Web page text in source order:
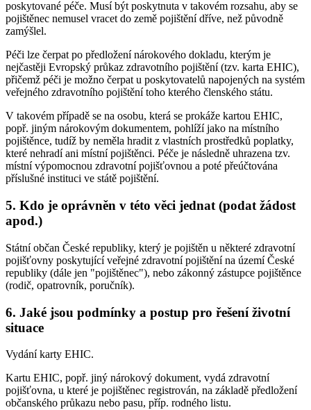
poskytované péče. Musí být poskytnuta v takovém rozsahu, aby se
pojištěnec nemusel vracet do země pojištění dříve, než původně
zamýšlel.
Péči lze čerpat po předložení nárokového dokladu, kterým je
nejčastěji Evropský průkaz zdravotního pojištění (tzv. karta EHIC),
přičemž péči je možno čerpat u poskytovatelů napojených na systém
veřejného zdravotního pojištění toho kterého členského státu.
V takovém případě se na osobu, která se prokáže kartou EHIC,
popř. jiným nárokovým dokumentem, pohlíží jako na místního
pojištěnce, tudíž by neměla hradit z vlastních prostředků poplatky,
které nehradí ani místní pojištěnci. Péče je následně uhrazena tzv.
místní výpomocnou zdravotní pojišťovnou a poté přeúčtována
příslušné instituci ve státě pojištění.
5. Kdo je oprávněn v této věci jednat (podat žádost
apod.)
Státní občan České republiky, který je pojištěn u některé zdravotní
pojišťovny poskytující veřejné zdravotní pojištění na území České
republiky (dále jen "pojištěnec"), nebo zákonný zástupce pojištěnce
(rodič, opatrovník, poručník).
6. Jaké jsou podmínky a postup pro řešení životní
situace
Vydání karty EHIC.
Kartu EHIC, popř. jiný nárokový dokument, vydá zdravotní
pojišťovna, u které je pojištěnec registrován, na základě předložení
občanského průkazu nebo pasu, příp. rodného listu.